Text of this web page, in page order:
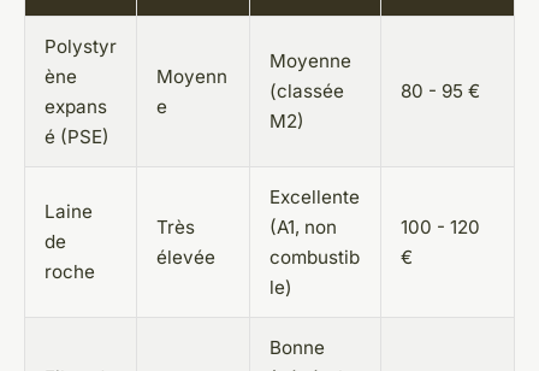
Polystyr
ène
expans
é (PSE)
Moyenn
e
Moyenne
(classée
M2)
80 - 95 €
Laine
de
roche
Très
élevée
Excellente
(A1, non
combustib
le)
100 - 120
€
Bonne